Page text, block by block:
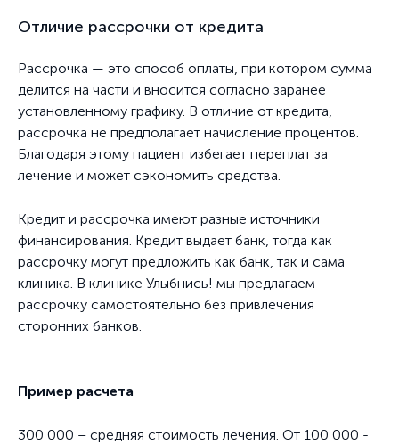
Отличие рассрочки от кредита
Рассрочка — это способ оплаты, при котором сумма
делится на части и вносится согласно заранее
установленному графику. В отличие от кредита,
рассрочка не предполагает начисление процентов.
Благодаря этому пациент избегает переплат за
лечение и может сэкономить средства.
Кредит и рассрочка имеют разные источники
финансирования. Кредит выдает банк, тогда как
рассрочку могут предложить как банк, так и сама
клиника. В клинике Улыбнись! мы предлагаем
рассрочку самостоятельно без привлечения
сторонних банков.
Пример расчета
300 000 – средняя стоимость лечения. От 100 000 -